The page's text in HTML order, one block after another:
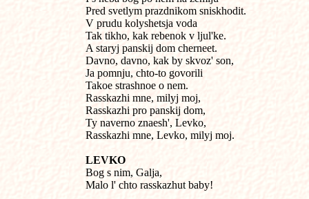
Pred svetlym prazdnikom sniskhodit.
V prudu kolyshetsja voda
Tak tikho, kak rebenok v ljul'ke.
A staryj panskij dom cherneet.
Davno, davno, kak by skvoz' son,
Ja pomnju, chto-to govorili
Takoe strashnoe o nem.
Rasskazhi mne, milyj moj,
Rasskazhi pro panskij dom,
Ty naverno znaesh', Levko,
Rasskazhi mne, Levko, milyj moj.
LEVKO
Bog s nim, Galja,
Malo l' chto rasskazhut baby!